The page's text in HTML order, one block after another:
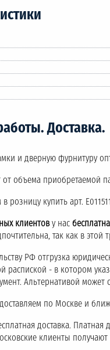
Доставка.
и дверную фурнитуру
от объема приобретаемой
розницу купить арт.
клиентову нас
так как в
РФ отгрузка
распиской - в котором
Альтернативой может
по Москве и
доставка.
клиенты получают